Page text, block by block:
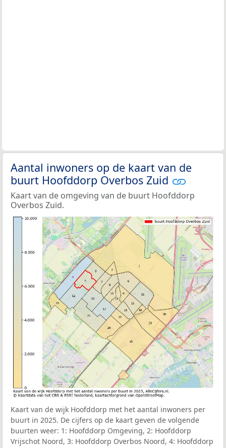
Aantal inwoners op de kaart van de
buurt Hoofddorp Overbos Zuid
Kaart van de omgeving van de buurt Hoofddorp
Overbos Zuid.
Kaart van de wijk Hoofddorp met het aantal inwoners per
buurt in 2025. De cijfers op de kaart geven de volgende
buurten weer: 1: Hoofddorp Omgeving, 2: Hoofddorp
Vrijschot Noord, 3: Hoofddorp Overbos Noord, 4: Hoofddorp